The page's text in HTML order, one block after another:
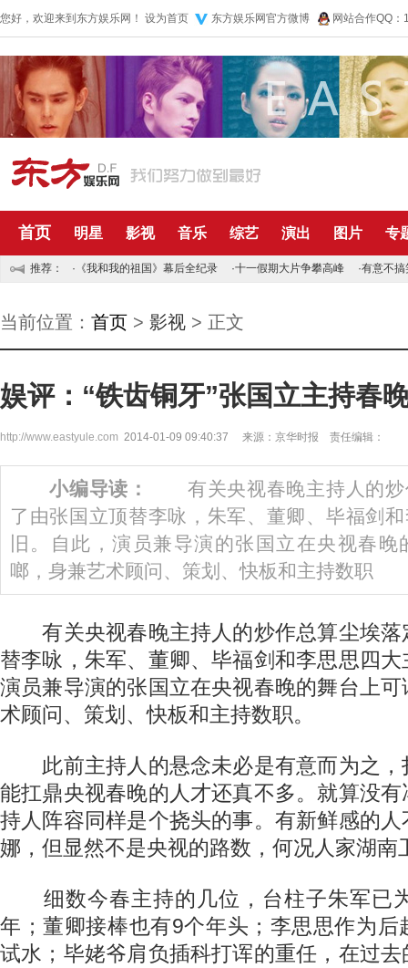
您好，欢迎来到东方娱乐网！ 设为首页 东方娱乐网官方微博 网站合作QQ
首页 明星 影视 音乐 综艺 演出 图片 专
推荐： · 《我和我的祖国》幕后全纪录 ·十一假期大片争攀高峰 ·有意不搞
当前位置： 首页 > 影视 > 正文
娱评：“铁齿铜牙”张国立主持春
http://www.eastyule.com 2014-01-09 09:40:37 来源：京华时报 责任编辑：
小编导读：
有关央视春晚主持人的炒
了由张国立顶替李咏，朱军、董卿、毕福剑
旧。自此，演员兼导演的张国立在央视春
啷，身兼艺术顾问、策划、快板和主持数职
有关央视春晚主持人的炒作总算尘埃落
替李咏，朱军、董卿、毕福剑和李思思四
演员兼导演的张国立在央视春晚的舞台上
术顾问、策划、快板和主持数职。
此前主持人的悬念未必是有意而为之，
能扛鼎央视春晚的人才还真不多。就算没
持人阵容同样是个挠头的事。有新鲜感的
娜，但显然不是央视的路数，何况人家湖南
细数今春主持的几位，台柱子朱军已
年；董卿接棒也有9个年头；李思思作为后
试水；毕姥爷肩负插科打诨的重任，在过